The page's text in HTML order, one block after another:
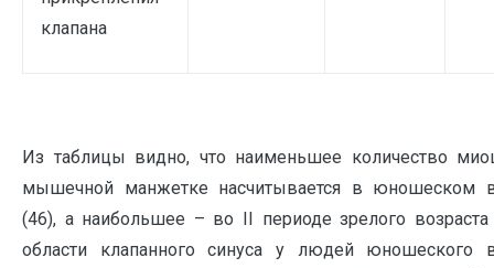
клапана
Из таблицы видно, что наименьшее количество
мышечной манжетке насчитывается в юношеском
(46), а наибольшее – во II периоде зрелого
области клапанного синуса у людей юношеского